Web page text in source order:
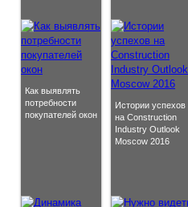
Как выявлять
потребности
покупателей окон
Истории успехов
на Construction
Industry Outlook
Moscow 2016